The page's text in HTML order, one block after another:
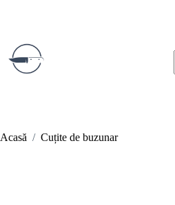
Acasă / Cuțite de buzunar